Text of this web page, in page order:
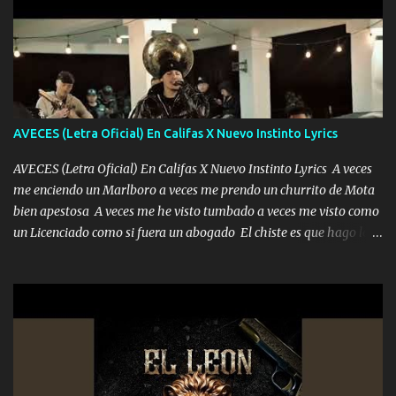
pero eso ya no va a pasar me perderé en la soledad Porque me
mirabas bonito si yo no fui el final feliz el final fue triste pa mí Y
duele no tenerte aquí sabiendo que moría por ti yo y la luna
cantamos y por ti nos embriagamos Quién sabe qué será de mí si
contigo fui muy feliz a lo mejor no lloró pero muy en el fondo te
AVECES (Letra Oficial) En Califas X Nuevo Instinto Lyrics
AVECES (Letra Oficial) En Califas X Nuevo Instinto Lyrics A veces
me enciendo un Marlboro a veces me prendo un churrito de Mota
bien apestosa A veces me he visto tumbado a veces me visto como
un Licenciado como si fuera un abogado El chiste es que hago lo
corriente no quieren verte subir de level trucha mis plebes Música
A veces me pongo un sombrero a veces me ven la cachucha de lado
con la mirada siempre en alto A veces me fajó una super o a veces
me fajó una Glock siempre armado todas las generaciones yo